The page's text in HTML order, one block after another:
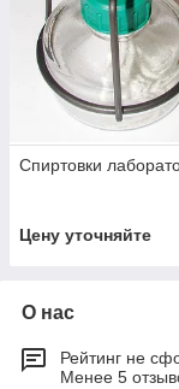
Спиртовки
Цену уточняйте
О нас
Рейтинг не
Менее 5